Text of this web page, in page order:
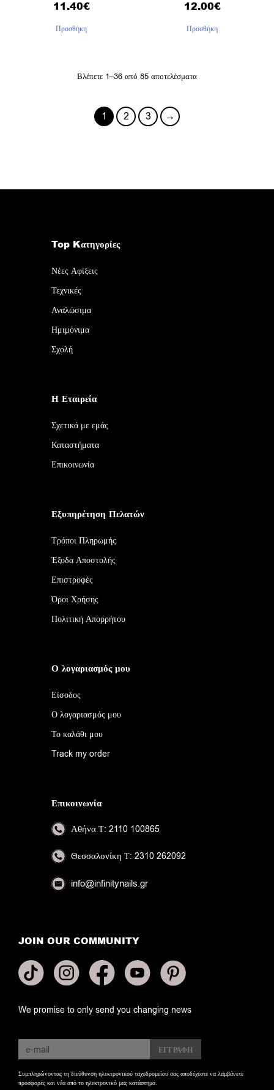
11.40€
Προσθήκη
12.00€
Προσθήκη
Βλέπετε 1–36 από 85 αποτελέσματα
1 2 3 →
Top Kατηγορίες
Νέες Αφίξεις
Τεχνικές
Αναλώσιμα
Ημιμόνιμα
Σχολή
Η Εταιρεία
Σχετικά με εμάς
Καταστήματα
Επικοινωνία
Εξυπηρέτηση Πελατών
Τρόποι Πληρωμής
Έξοδα Αποστολής
Επιστροφές
Όροι Χρήσης
Πολιτική Απορρήτου
Ο λογαριασμός μου
Είσοδος
Ο λογαριασμός μου
Το καλάθι μου
Track my order
Επικοινωνία
ΑθήναΤ: 2110 100865
ΘεσσαλονίκηΤ: 2310 262092
info@infinitynails.gr
JOIN OUR COMMUNITY
We promise to only send you changing news
Συμπληρώνοντας τη διεύθυνση ηλεκτρονικού ταχυδρομείου σας αποδέχεστε να λαμβάνετε
προσφορές και νέα από το ηλεκτρονικό μας κατάστημα.